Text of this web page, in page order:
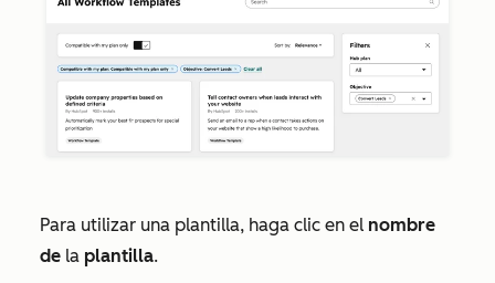
Para utilizar una plantilla, haga clic en el nombre
de la plantilla.